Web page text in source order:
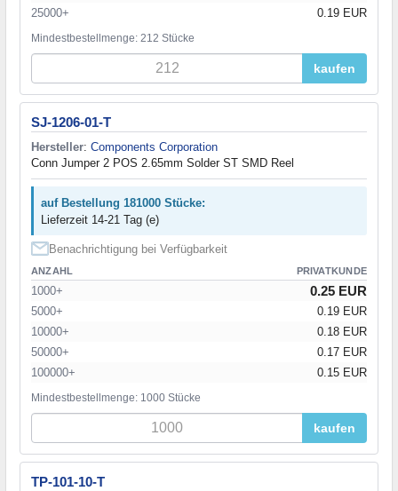
25000+
0.19 EUR
Mindestbestellmenge: 212 Stücke
kaufen
SJ-1206-01-T
Hersteller: Components Corporation
Conn Jumper 2 POS 2.65mm Solder ST SMD Reel
auf Bestellung 181000 Stücke:
Lieferzeit 14-21 Tag (e)
Benachrichtigung bei Verfügbarkeit
ANZAHL PRIVATKUNDE
1000+ 0.25 EUR
5000+
0.19 EUR
10000+
0.18 EUR
50000+
0.17 EUR
100000+
0.15 EUR
Mindestbestellmenge: 1000 Stücke
kaufen
TP-101-10-T